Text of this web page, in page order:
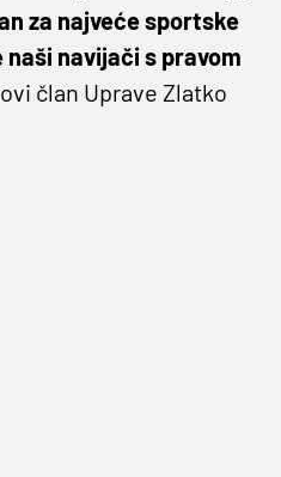
za najveće sportske
navijači s pravom
član Uprave Zlatko